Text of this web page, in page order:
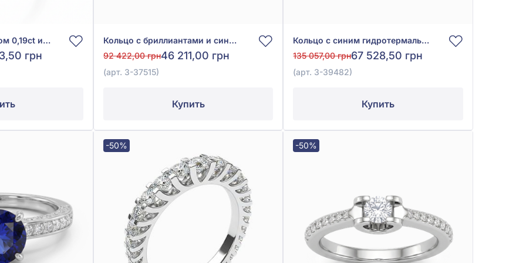
Кольцо с бриллиантом 0,19ct из белого золота 585°, арт. 6-12058
грн
Кольцо с бриллиантами и синим гидросапфиром из белого золота 750°, арт. 3-37515
92 422,00 грн46 211,00 грн
(арт. 3-37515)
Купить
Кольцо с синим гидротермальным сапфиром 0,84ct и бриллиантами 0,06ct из белого золота 750°, арт. 3-39482
135 057,00 грн67 528,50 грн
(арт. 3-39482)
Купить
-50% -50%